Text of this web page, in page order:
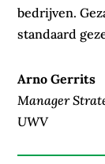
bedrijven.
standaard
Arno Gerrits
Manager
UWV